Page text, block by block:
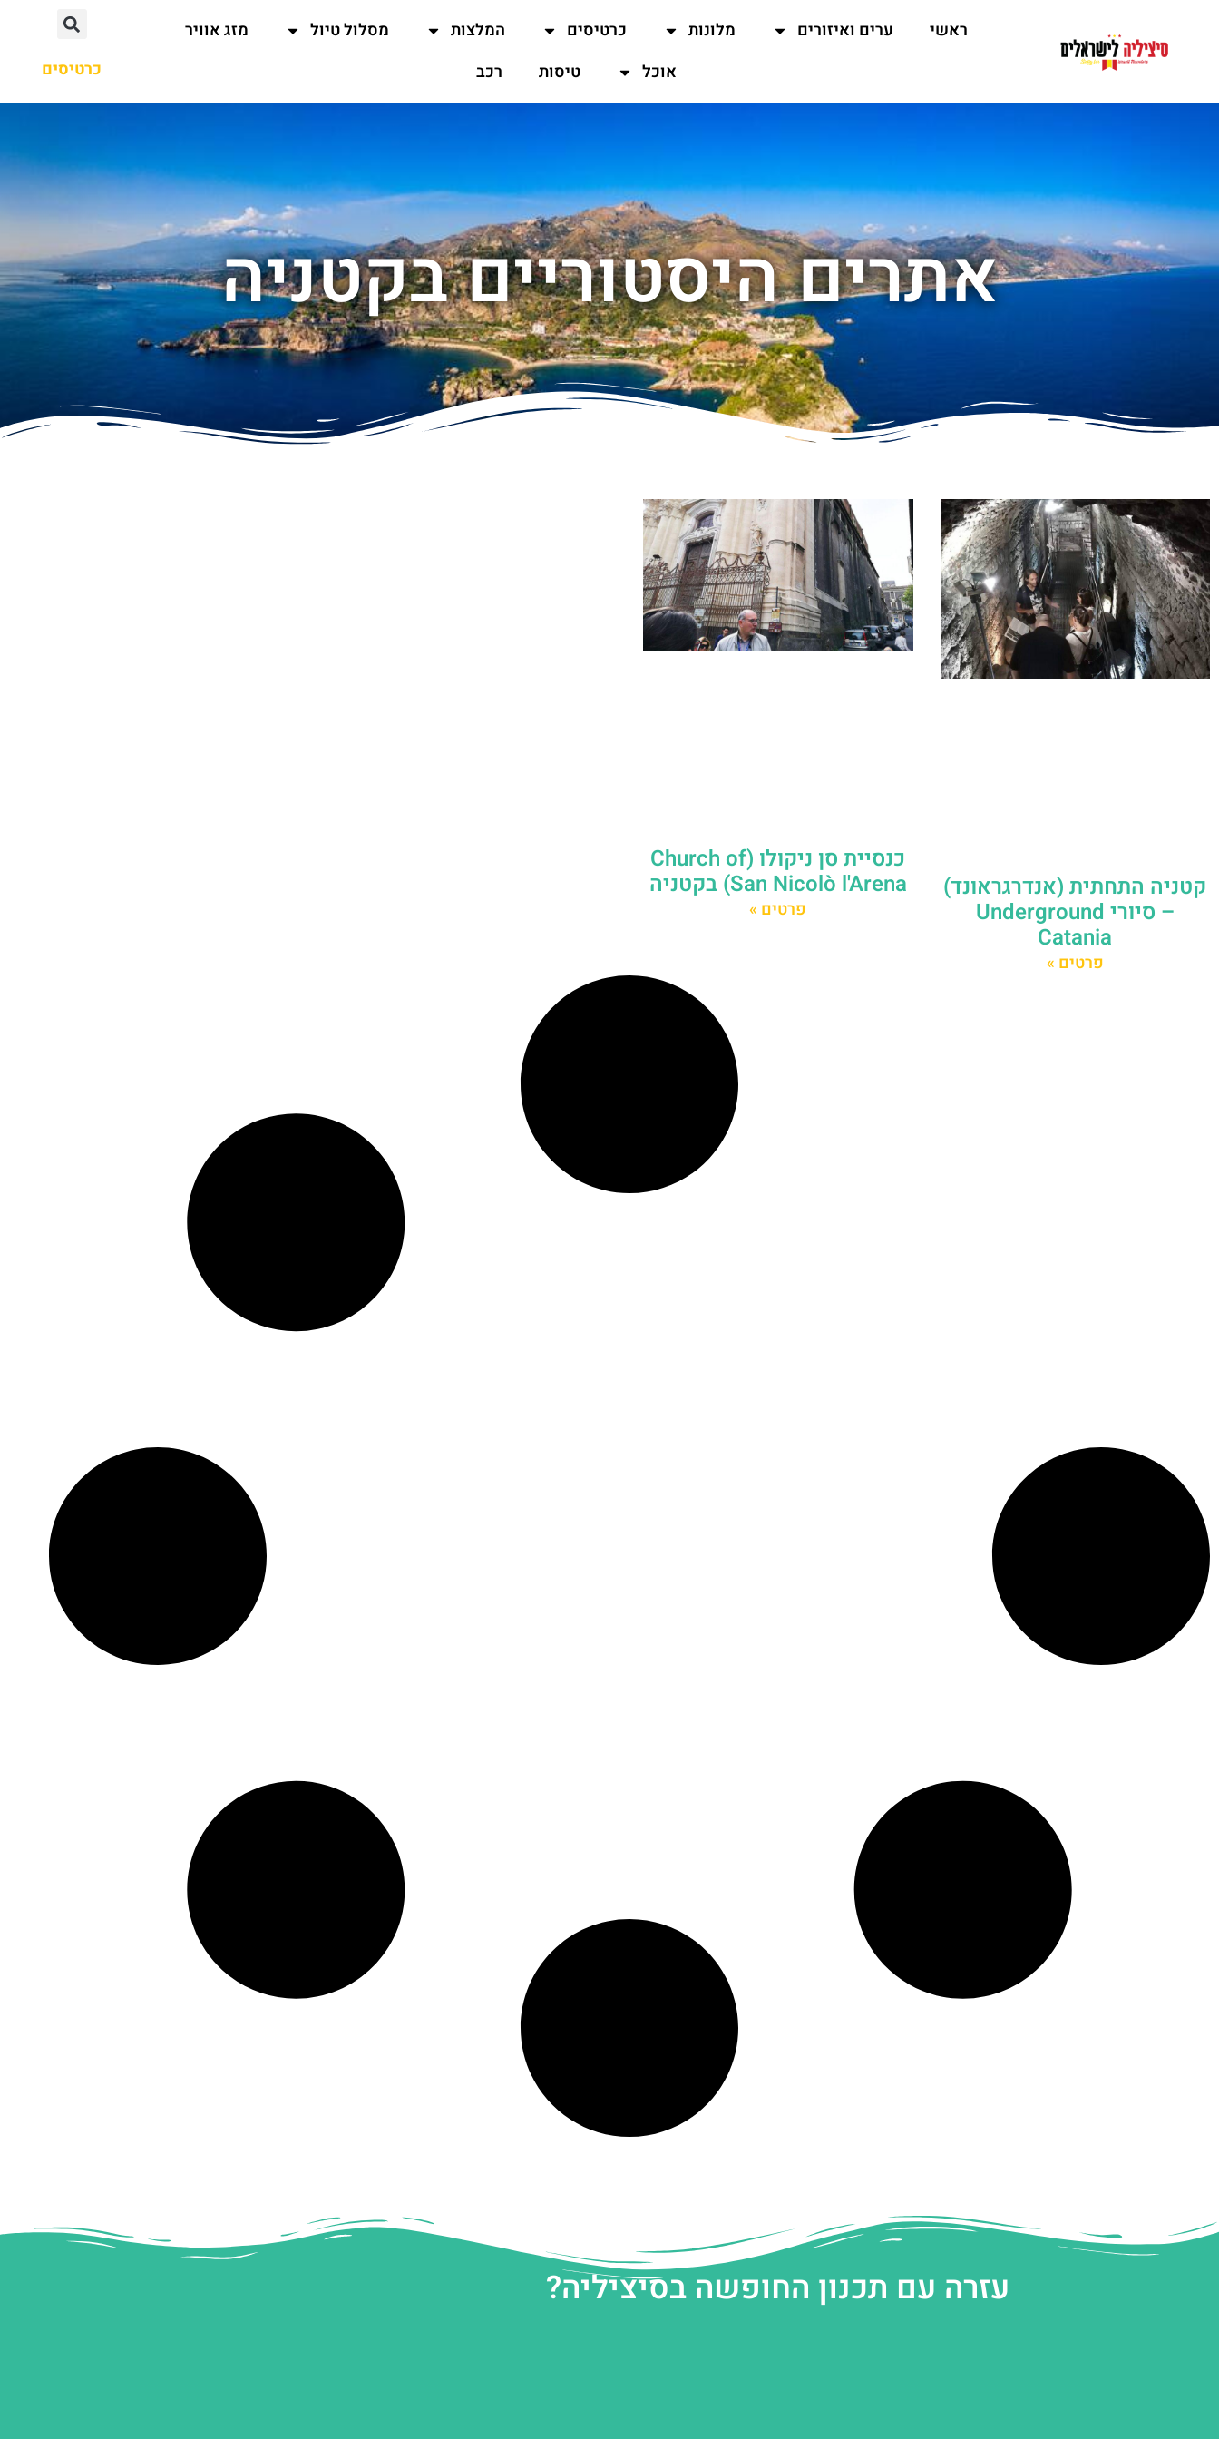
ראשי ערים ואיזורים מלונות כרטיסים המלצות מסלול טיול
מזג אוויר
אוכל
טיסות רכב כרטיסים
אתרים היסטוריים בקטניה
קטניה התחתית (אנדרגראונד)
– סיורי Underground
Catania
פרטים »
כנסיית סן ניקולו (Church of
San Nicolò l'Arena) בקטניה
פרטים »
עזרה עם תכנון החופשה בסיציליה?